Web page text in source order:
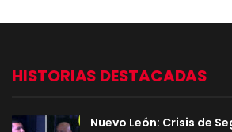
HISTORIAS DESTACADAS
Nuevo León: Crisis de